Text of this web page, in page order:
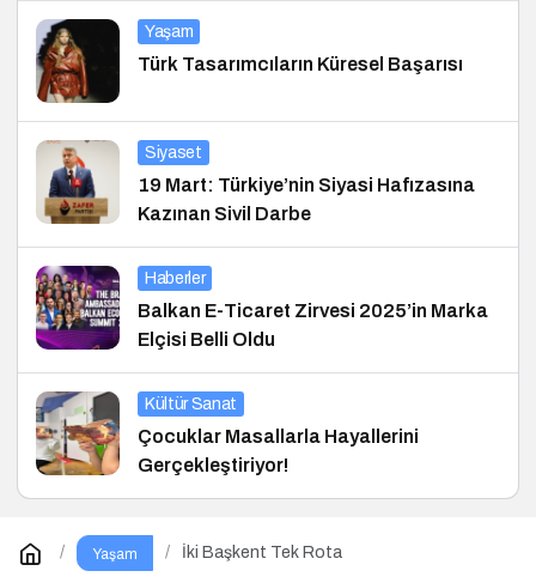
Yaşam
Türk Tasarımcıların Küresel Başarısı
Siyaset
19 Mart: Türkiye’nin Siyasi Hafızasına
Kazınan Sivil Darbe
Haberler
Balkan E-Ticaret Zirvesi 2025’in Marka
Elçisi Belli Oldu
Kültür Sanat
Çocuklar Masallarla Hayallerini
Gerçekleştiriyor!
Yaşam İki Başkent Tek Rota